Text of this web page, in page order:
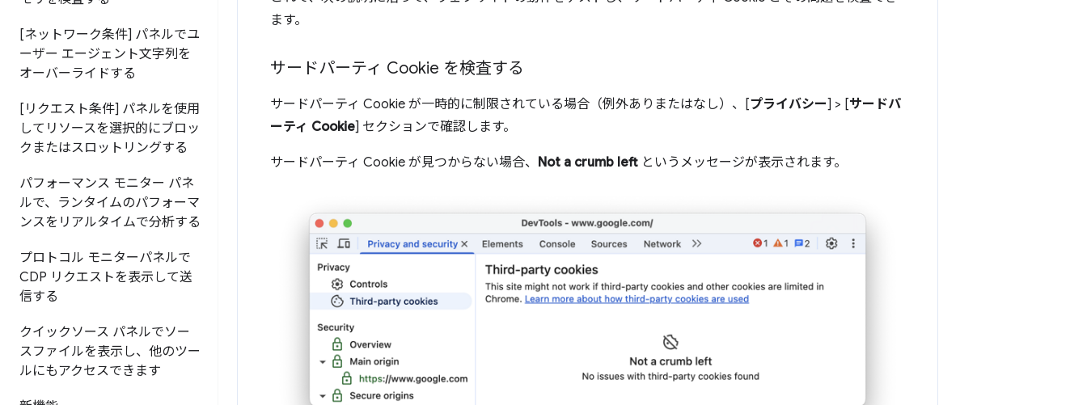
[ネットワーク条件] パネルでユ
ーザー エージェント文字列を
オーバーライドする
[リクエスト条件] パネルを使用
してリソースを選択的にブロッ
クまたはスロットリングする
パフォーマンス モニター パネ
ルで、ランタイムのパフォーマ
ンスをリアルタイムで分析する
プロトコル モニターパネルで
CDP リクエストを表示して送
信する
クイックソース パネルでソー
スファイルを表示し、他のツー
ルにもアクセスできます
ます。
サードパーティ Cookie を検査する
サードパーティ Cookie が一時的に制限されている場合（例外ありまたはなし）、[プライバシー] > [サードパ
ーティ Cookie] セクションで確認します。
サードパーティ Cookie が見つからない場合、 Not a crumb left というメッセージが表示されます。